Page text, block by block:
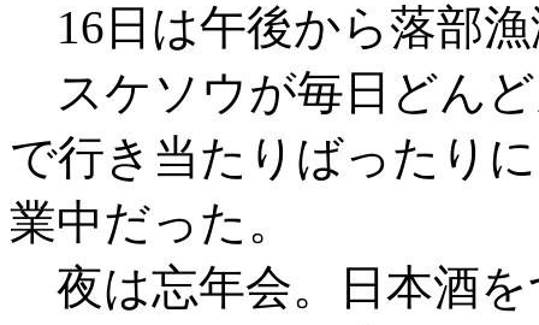
16日は午後から落部
スケソウが毎日どん
で行き当たりばったり
業中だった。
夜は忘年会。日本酒